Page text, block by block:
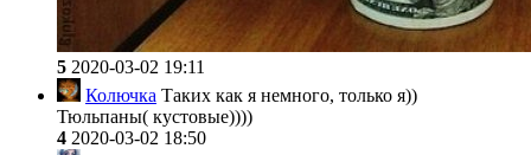
5 2020-03-02 19:11
Колючка Таких как я немного, только я))
Тюльпаны( кустовые))))
4 2020-03-02 18:50